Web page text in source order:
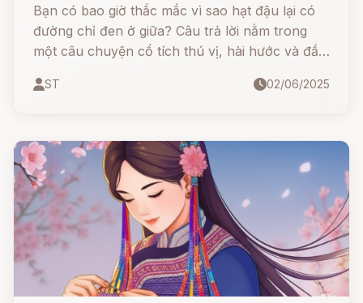
Bạn có bao giờ thắc mắc vì sao hạt đậu lại có
đường chỉ đen ở giữa? Câu trả lời nằm trong
một câu chuyện cổ tích thú vị, hài hước và đầy
ST 02/06/2025